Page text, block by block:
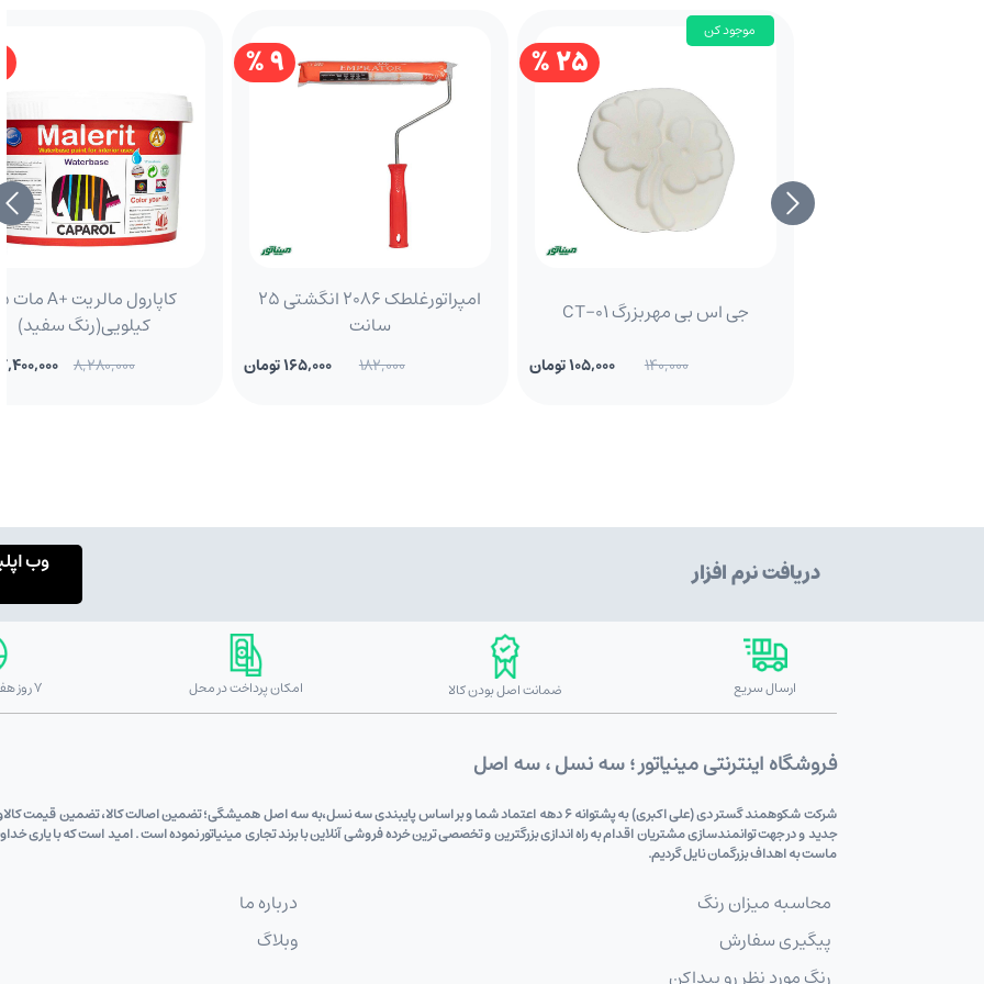
25 %
موجود کن
جی اس بی مهربزرگ CT-01
140,000 105,000 تومان
9 %
امپراتورغلطک 2086 انگشتی 25
سانت
182,000 165,000 تومان
کاپارول مالریت +A مات 15
کیلویی(رنگ سفید)
8,280,000 7,400,000 تومان
دریافت نرم افزار وب
ارسال سریع ضمانت اصل بودن کالا امکان پرداخت در محل 7 روز هفته 24 ساعته
فروشگاه اینترنتی مینیاتور ؛ سه نسل ، سه اصل
شرکت شکوهمند گستر دی (علی اکبری) به پشتوانه 6 دهه اعتماد شما و بر اساس پایبندی سه نسل،به سه اصل همیشگی؛ تضمین اصالت کالا،
جدید و در جهت توانمندسازی مشتریان اقدام به راه اندازی بزرگترین و تخصصی ترین خرده فروشی آنلاین با برند تجاری مینیاتور نموده است . امید است که با یاری
ماست به اهداف بزرگمان نایل گردیم.
محاسبه میزان رنگ
پیگیری سفارش
رنگ مورد نظر رو پیداکن
درباره ما
وبلاگ